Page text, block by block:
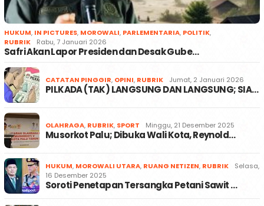
HUKUM, IN PICTURES, MOROWALI, PARLEMENTARIA, POLITIK,
RUBRIK
Rabu, 7 Januari 2026
Safri Akan Lapor Presiden dan Desak Gube…
CATATAN PINGGIR, OPINI, RUBRIK Jumat, 2 Januari 2026
PILKADA (TAK) LANGSUNG DAN LANGSUNG; SIA…
OLAHRAGA, RUBRIK, SPORT Minggu, 21 Desember 2025
Musorkot Palu; Dibuka Wali Kota, Reynold…
HUKUM, MOROWALI UTARA, RUANG NETIZEN, RUBRIK
Selasa,
16 Desember 2025
Soroti Penetapan Tersangka Petani Sawit …